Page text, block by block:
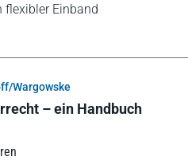
flexibler Einband
Wargowske
– ein Handbuch